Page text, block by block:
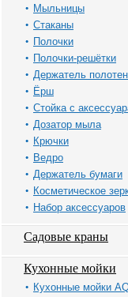
Мыльницы
Стаканы
Полочки
Полочки-решётки
Держатель
Ёрш
Стойка с
Дозатор мыла
Крючки
Ведро
Держатель бумаги
Косметическое
Набор аксессуаров
Садовые краны
Кухонные мойки
Кухонные мойки